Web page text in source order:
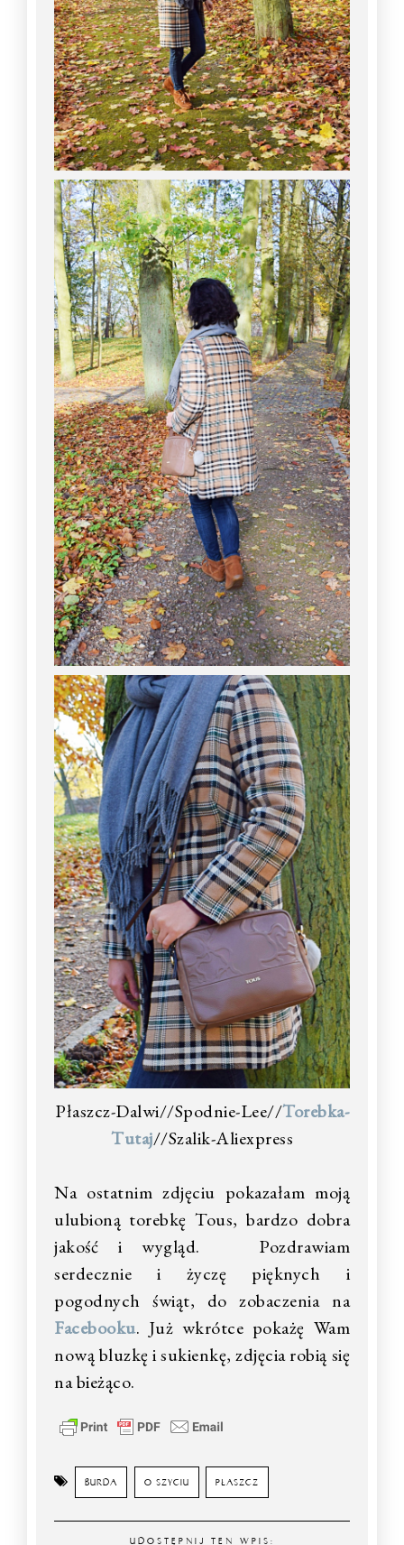
Płaszcz-Dalwi//Spodnie-Lee//Torebka-
Tutaj//Szalik-Aliexpress
Na ostatnim zdjęciu pokazałam moją
ulubioną torebkę Tous, bardzo dobra
jakość i wygląd. Pozdrawiam
serdecznie i życzę pięknych i
pogodnych świąt, do zobaczenia na
Facebooku. Już wkrótce pokażę Wam
nową bluzkę i sukienkę, zdjęcia robią się
na bieżąco.
BURDA O SZYCIU PŁASZCZ
UDOSTĘPNIJ TEN WPIS: